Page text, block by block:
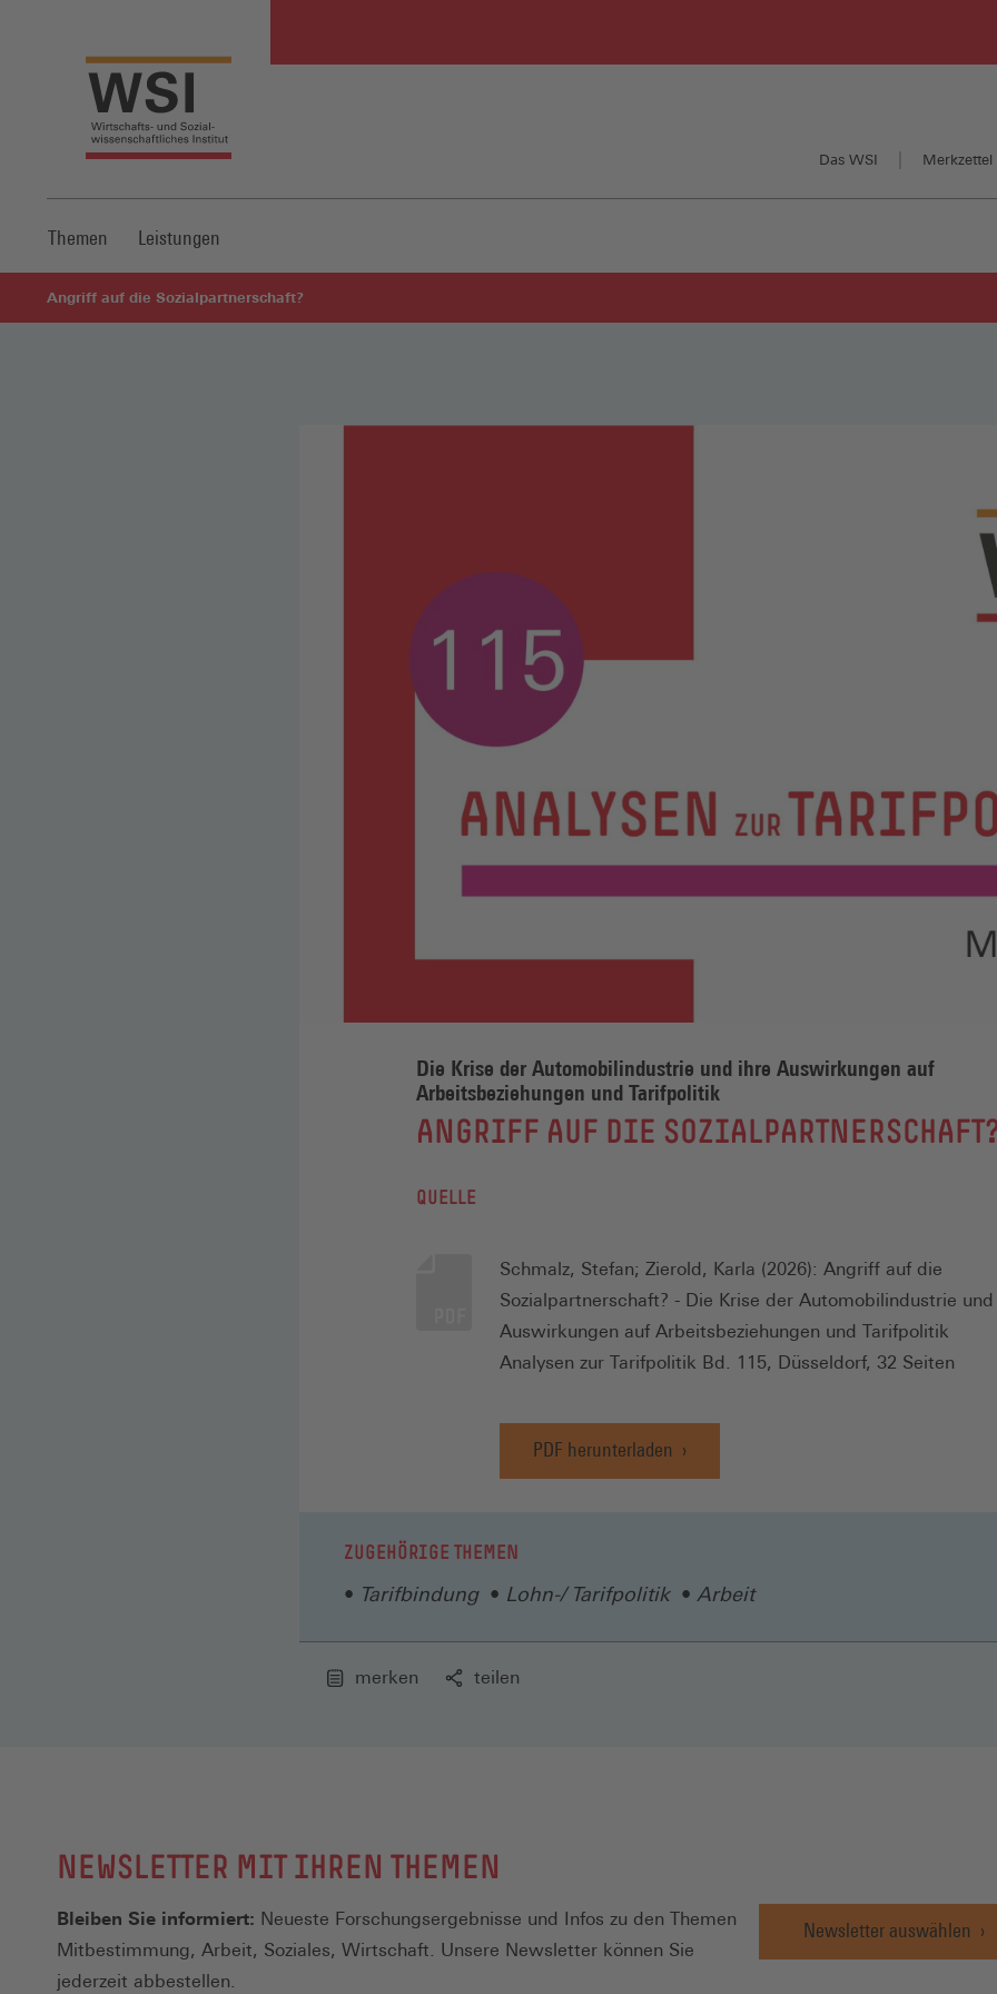
Das WSI Merkzettel
Themen Leistungen
Angriff auf die Sozialpartnerschaft?
Die Krise der Automobilindustrie und ihre Auswirkungen auf
Arbeitsbeziehungen und Tarifpolitik
:
ANGRIFF AUF DIE
QUELLE
Schmalz, Stefan; Zierold, Karla (2026): Angriff auf die
Sozialpartnerschaft? - Die Krise der Automobilindustrie und
Auswirkungen auf Arbeitsbeziehungen und Tarifpolitik
Analysen zur Tarifpolitik Bd. 115, Düsseldorf, 32 Seiten
PDF herunterladen
ZUGEHÖRIGE THEMEN
Tarifbindung Lohn-/ Tarifpolitik Arbeit
merken teilen
NEWSLETTER MIT IHREN THEMEN
Bleiben Sie informiert: Neueste Forschungsergebnisse und Infos zu den Themen
Mitbestimmung, Arbeit, Soziales, Wirtschaft. Unsere Newsletter können Sie
jederzeit abbestellen.
Newsletter auswählen